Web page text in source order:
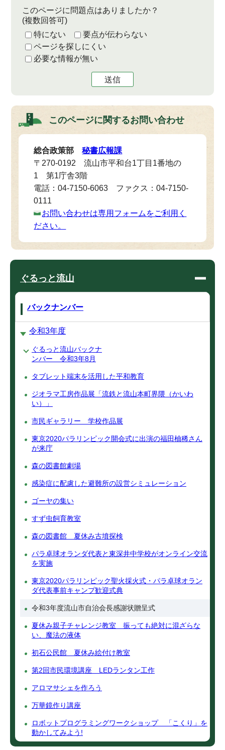
このページに問題点はありましたか？
(複数回答可)
特にない
要点が伝わらない
ページを探しにくい
必要な情報が無い
送信
このページに関するお問い合わせ
総合政策部秘書広報課
〒270-0192 流山市平和台1丁目1番地の
1 第1庁舎3階
電話：04-7150-6063 ファクス：04-7150-
0111
お問い合わせは専用フォームをご利用く
ださい。
ぐるっと流山
バックナンバー
令和3年度
ぐるっと流山バックナ
ンバー 令和3年8月
タブレット端末を活用した平和教育
ジオラマ工房作品展「流鉄と流山本町界隈（かいわ
い）」
市民ギャラリー 学校作品展
東京2020パラリンピック開会式に出演の福田柚稀さん
が来庁
森の図書館劇場
感染症に配慮した避難所の設営シミュレーション
ゴーヤの集い
すず虫飼育教室
森の図書館 夏休み古墳探検
パラ卓球オランダ代表と東深井中学校がオンライン交流
を実施
東京2020パラリンピック聖火採火式・パラ卓球オラン
ダ代表事前キャンプ歓迎式典
令和3年度流山市自治会長感謝状贈呈式
夏休み親子チャレンジ教室 振っても絶対に混ざらな
い、魔法の液体
初石公民館 夏休み絵付け教室
第2回市民環境講座 LEDランタン工作
アロマサシェを作ろう
万華鏡作り講座
ロボットプログラミングワークショップ 「こくり」を
動かしてみよう!